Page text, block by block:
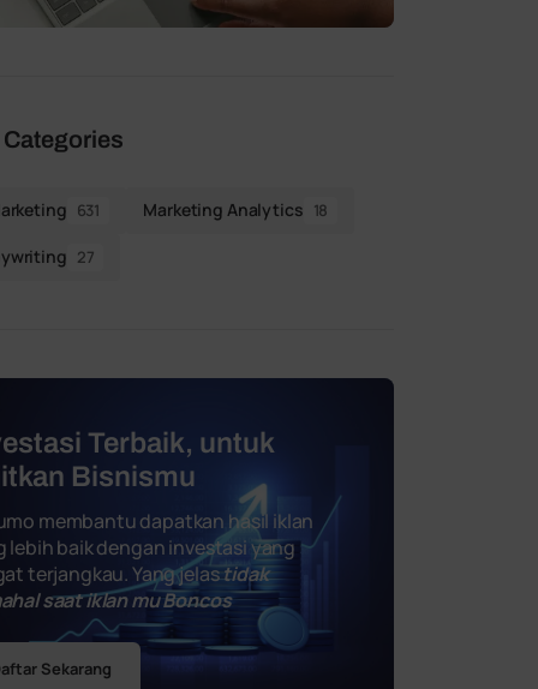
631 Marketing Analytics 18
27
Terbaik, untuk
Bisnismu
membantu dapatkan hasil iklan
lebih baik dengan investasi yang
terjangkau. Yang jelastidak
saat iklan mu Boncos
Sekarang